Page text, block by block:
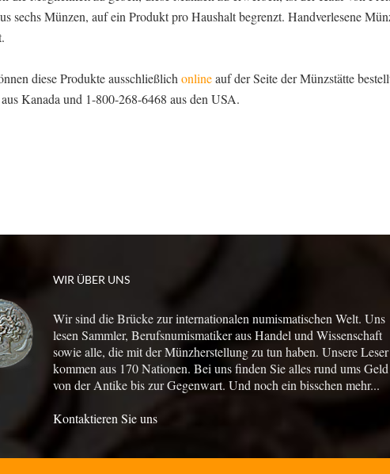
sechs Münzen, auf ein Produkt pro Haushalt begrenzt. Handverlesene
diese Produkte ausschließlich onlineauf der Seite der Münzstätte
Kanada und 1-800-268-6468 aus den USA.
WIR ÜBER UNS
Wir sind die Brücke zur internationalen numismatischen Welt. Uns
lesen Sammler, Berufsnumismatiker aus Handel und Wissenschaft
sowie alle, die mit der Münzherstellung zu tun haben. Unsere Leser
kommen aus 170 Nationen. Bei uns finden Sie alles rund ums
von der Antike bis zur Gegenwart. Und noch ein bisschen mehr...
Kontaktieren Sie uns